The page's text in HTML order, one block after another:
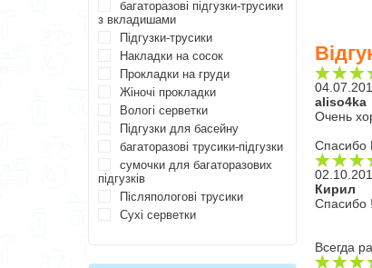
багаторазові підгузки-трусики
з вкладишами
Підгузки-трусики
Накладки на сосок
Прокладки на груди
Жіночі прокладки
Вологі серветки
Підгузки для басейну
багаторазові трусики-підгузки
сумочки для багаторазових
підгузків
Післяпологові трусики
Сухі серветки
aliso4ka
Очень
Спасибо
Кирил
Спасибо
Всегда